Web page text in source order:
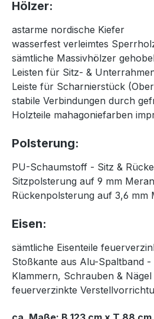
Hölzer:
astarme nordische Kiefer
wasserfest verleimtes
sämtliche Massivhölzer
Leisten für Sitz- &
Leiste für Scharnierstück
stabile Verbindungen durch
Holzteile mahagoniefarben
Polsterung:
PU-Schaumstoff - Sitz &
Sitzpolsterung auf 9 mm
Rückenpolsterung auf 3,6
Eisen:
sämtliche Eisenteile
Stoßkante aus Alu-Spaltband -
Klammern, Schrauben &
feuerverzinkte